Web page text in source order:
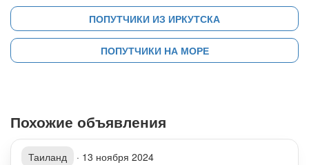
ПОПУТЧИКИ ИЗ ИРКУТСКА
ПОПУТЧИКИ НА МОРЕ
Похожие объявления
Таиланд · 13 ноября 2024